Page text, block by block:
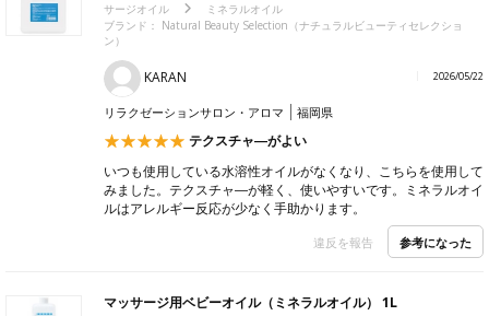
サージオイル
ミネラルオイル
ブランド： Natural Beauty Selection（ナチュラルビューティセレクショ
ン）
KARAN 2026/05/22
リラクゼーションサロン・アロマ 福岡県
テクスチャ―がよい
いつも使用している水溶性オイルがなくなり、こちらを使用して
みました。テクスチャ―が軽く、使いやすいです。ミネラルオイ
ルはアレルギー反応が少なく手助かります。
違反を報告 参考になった
マッサージ用ベビーオイル（ミネラルオイル） 1L